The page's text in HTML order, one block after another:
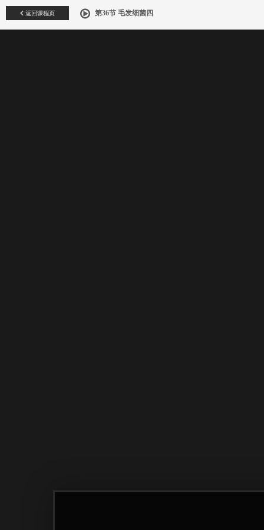
返回课程页 第36节 毛发细菌四